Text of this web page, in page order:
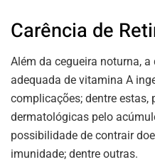
Carência de
Além da cegueira noturna,
adequada de vitamina A
complicações; dentre estas,
dermatológicas pelo
possibilidade de contrair
imunidade; dentre outras.